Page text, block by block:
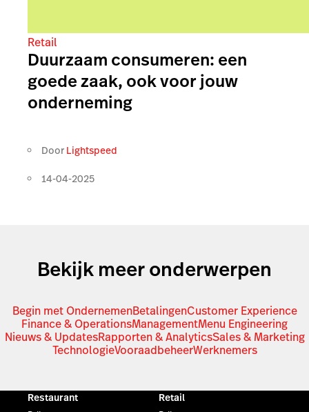
Retail
Duurzaam consumeren: een
goede zaak, ook voor jouw
onderneming
Door Lightspeed
14-04-2025
Bekijk meer onderwerpen
Begin met OndernemenBetalingenCustomer Experience
Finance & OperationsManagementMenu Engineering
Nieuws & UpdatesRapporten & AnalyticsSales & Marketing
TechnologieVooraadbeheerWerknemers
Restaurant Retail